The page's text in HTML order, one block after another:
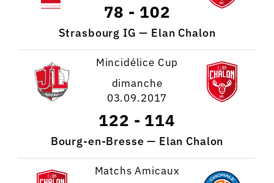
78 - 102
Strasbourg IG — Elan Chalon
Mincidélice Cup
dimanche
03.09.2017
122 - 114
Bourg-en-Bresse — Elan Chalon
Matchs Amicaux